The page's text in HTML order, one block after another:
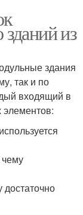
зданий из
здания
так и по
входящий в
элементов:
достаточно